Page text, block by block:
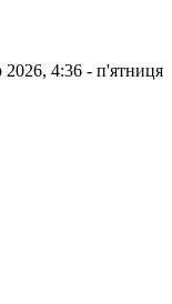
2026, 4:36 - п'ятниця